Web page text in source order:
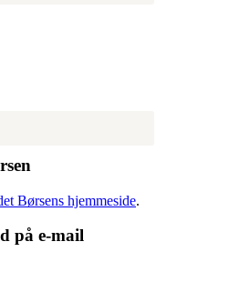
Børsens hjemmeside.
på e-mail